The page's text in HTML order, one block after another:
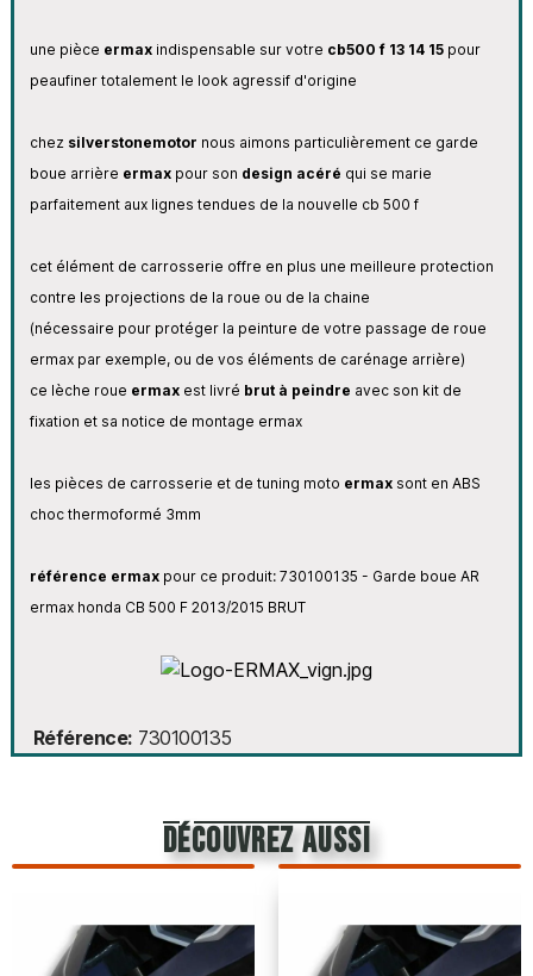
une pièce ermaxindispensable sur votre cb500 f 13 14 15pour
peaufiner totalement le look agressif d'origine
chez silverstonemotor nous aimons particulièrement ce garde
boue arrière ermaxpour son design acéré qui se marie
parfaitement aux lignes tendues de la nouvelle cb 500 f
cet élément de carrosserie offre en plus une meilleure protection
contre les projections de la roue ou de la chaine
(nécessaire pour protéger la peinture de votre passage de roue
ermax par exemple, ou de vos éléments de carénage arrière)
ce lèche roue ermaxest livré brut à peindre avec son kit de
fixation et sa notice de montage ermax
les pièces de carrosserie et de tuning moto ermaxsont en ABS
choc thermoformé 3mm
référence ermaxpour ce produit:730100135 - Garde boue AR
ermax honda CB 500 F 2013/2015 BRUT
Référence 730100135
découvrez aussi